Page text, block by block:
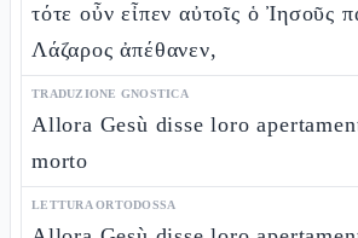
τότε οὖν εἶπεν αὐτοῖς ὁ Ἰησοῦς
Λάζαρος ἀπέθανεν,
TRADUZIONE GNOSTICA
Allora Gesù disse loro
morto
LETTURA ORTODOSSA